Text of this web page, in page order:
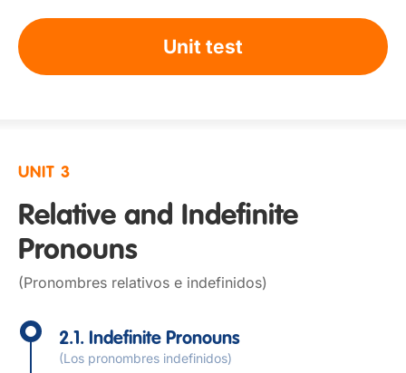
Unit test
UNIT 3
Relative and Indefinite
Pronouns
(Pronombres relativos e indefinidos)
2.1. Indefinite Pronouns
(Los pronombres indefinidos)